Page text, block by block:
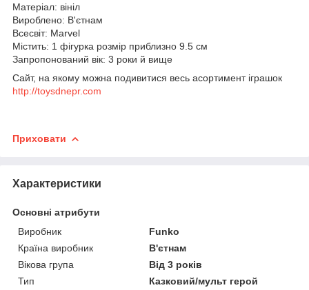
Матеріал: вініл
Вироблено: В'єтнам
Всесвіт: Marvel
Містить: 1 фігурка розмір приблизно 9.5 см
Запропонований вік: 3 роки й вище
Сайт, на якому можна подивитися весь асортимент іграшок
http://toysdnepr.com
Приховати
Характеристики
Основні атрибути
Виробник
Funko
Країна виробник
В'єтнам
Вікова група
Від 3 років
Тип
Казковий/мульт герой